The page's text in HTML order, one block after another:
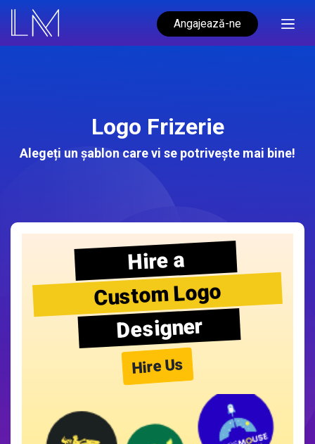
Angajează-ne
Logo Frizerie
Alegeți un șablon care vi se potrivește mai bine!
Hire a
Custom Logo
Designer
Hire Us